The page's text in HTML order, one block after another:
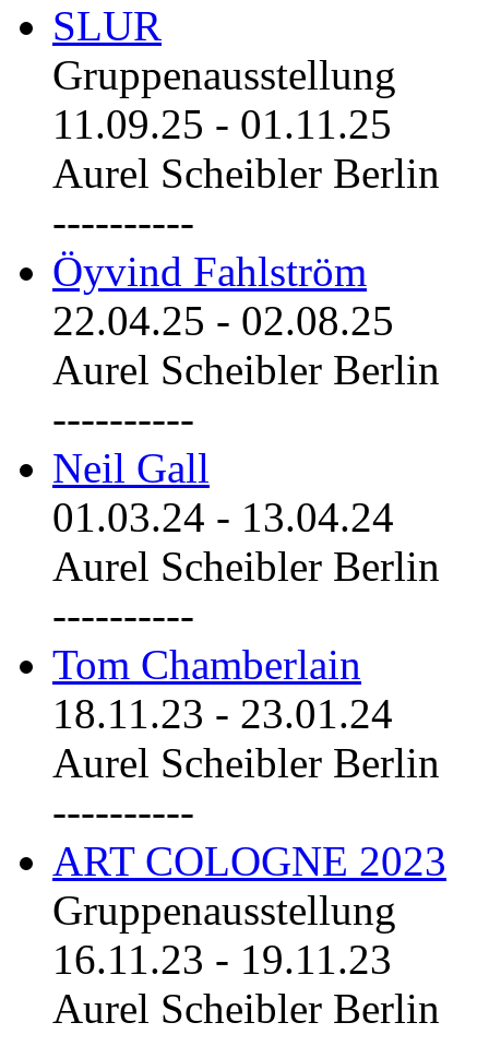
SLUR
Gruppenausstellung
11.09.25 - 01.11.25
Aurel Scheibler Berlin
----------
Öyvind Fahlström
22.04.25 - 02.08.25
Aurel Scheibler Berlin
----------
Neil Gall
01.03.24 - 13.04.24
Aurel Scheibler Berlin
----------
Tom Chamberlain
18.11.23 - 23.01.24
Aurel Scheibler Berlin
----------
ART COLOGNE 2023
Gruppenausstellung
16.11.23 - 19.11.23
Aurel Scheibler Berlin